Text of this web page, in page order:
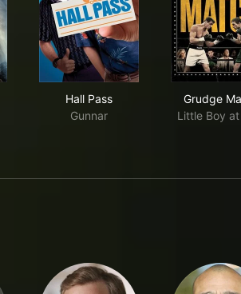
Hall Pass
Gunnar
Grudge
Little Boy at